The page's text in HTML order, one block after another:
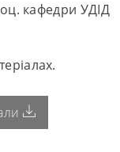
кафедри УДІД